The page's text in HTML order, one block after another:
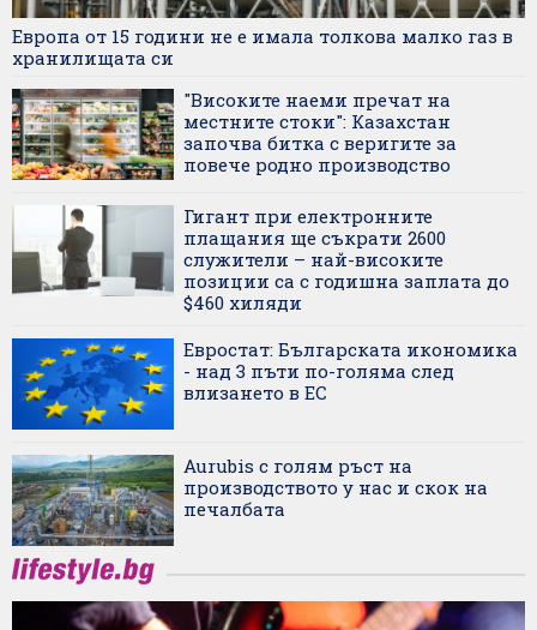
Европа от 15 години не е имала толкова малко газ в
хранилищата си
"Високите наеми пречат на
местните стоки": Казахстан
започва битка с веригите за
повече родно производство
Гигант при електронните
плащания ще съкрати 2600
служители – най-високите
позиции са с годишна заплата до
$460 хиляди
Евростат: Българската икономика
- над 3 пъти по-голяма след
влизането в ЕС
Aurubis с голям ръст на
производството у нас и скок на
печалбата